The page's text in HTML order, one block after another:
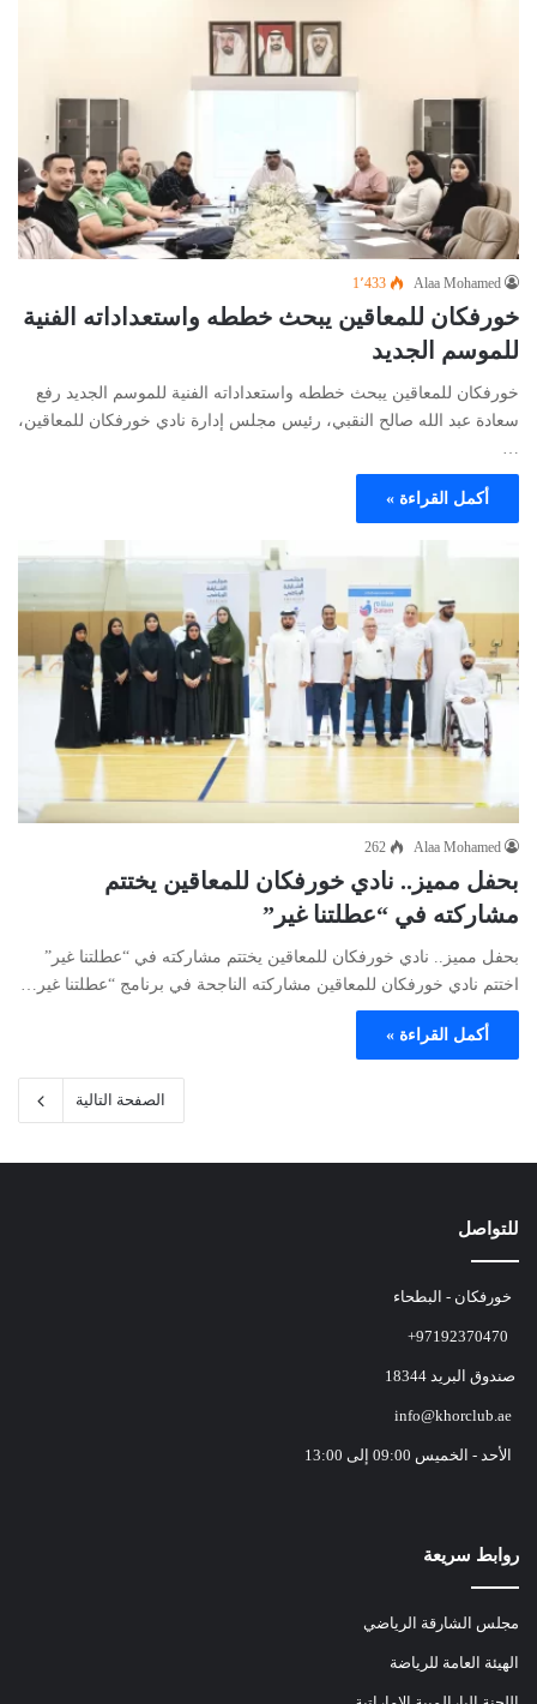
Alaa Mohamed 1٬433
خورفكان للمعاقين يبحث خططه واستعداداته الفنية
للموسم الجديد
خورفكان للمعاقين يبحث خططه واستعداداته الفنية للموسم الجديد رفع
سعادة عبد الله صالح النقبي، رئيس مجلس إدارة نادي خورفكان للمعاقين،
…
أكمل القراءة »
Alaa Mohamed
262
بحفل مميز.. نادي خورفكان للمعاقين يختتم
مشاركته في “عطلتنا غير”
بحفل مميز.. نادي خورفكان للمعاقين يختتم مشاركته في “عطلتنا غير”
اختتم نادي خورفكان للمعاقين مشاركته الناجحة في برنامج “عطلتنا غير…
أكمل القراءة »
الصفحة التالية
للتواصل
خورفكان - البطحاء
+97192370470
صندوق البريد 18344
الأحد - الخميس 09:00 إلى 13:00
روابط سريعة
مجلس الشارقة الرياضي
الهيئة العامة للرياضة